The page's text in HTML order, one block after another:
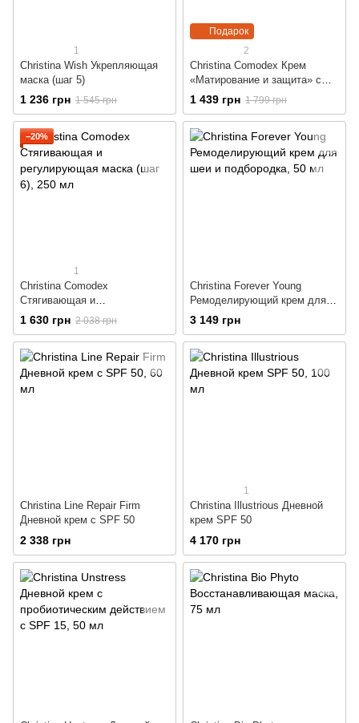
1
Christina Wish Укрепляющая
маска (шаг 5)
1 236 грн 1 545 грн
Подарок
2
Christina Comodex Крем
«Матирование и защита» с
SPF 15
1 439 грн 1 799 грн
−20%
1
Christina Comodex
Стягивающая и
регулирующая маска (шаг 6)
1 630 грн 2 038 грн
Christina Forever Young
Ремоделирующий крем для
шеи и подбородка
3 149 грн
Christina Line Repair Firm
Дневной крем с SPF 50
2 338 грн
1
Christina Illustrious Дневной
крем SPF 50
4 170 грн